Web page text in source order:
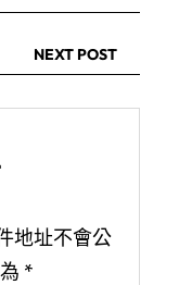
NEXT POST
地址不會公
*